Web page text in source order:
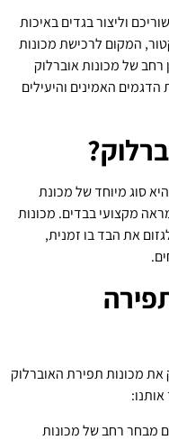
וליצור בגדים באיכות
המקום לרכישת מכונות
רחב של מכונות אוברלוק
האמינים והיעילים
סוג מיוחד של מכונת
מקצועי בבדים. מכונות
את הבד בו זמנית,
מכונות תפירת האוברלוק
מבחר רחב של מכונות